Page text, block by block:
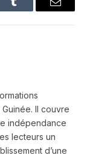
Tumblr Email
Il couvre
indépendance
lecteurs un
d’une